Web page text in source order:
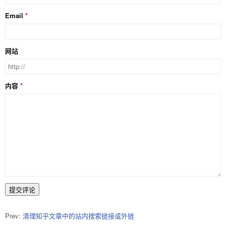
Email
网站
内容
提交评论
Prev: 清理知乎文章中的站内搜索链接或外链